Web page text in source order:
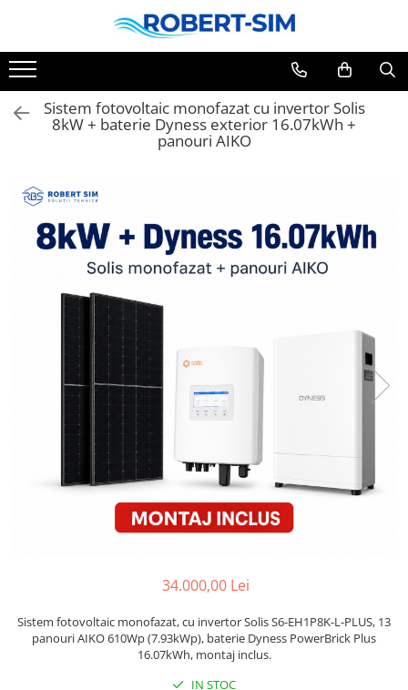
Sistem fotovoltaic monofazat cu invertor Solis
8kW + baterie Dyness exterior 16.07kWh +
panouri AIKO
34.000,00 Lei
Sistem fotovoltaic monofazat, cu invertor Solis S6-EH1P8K-L-PLUS, 13
panouri AIKO 610Wp (7.93kWp), baterie Dyness PowerBrick Plus
16.07kWh, montaj inclus.
IN STOC